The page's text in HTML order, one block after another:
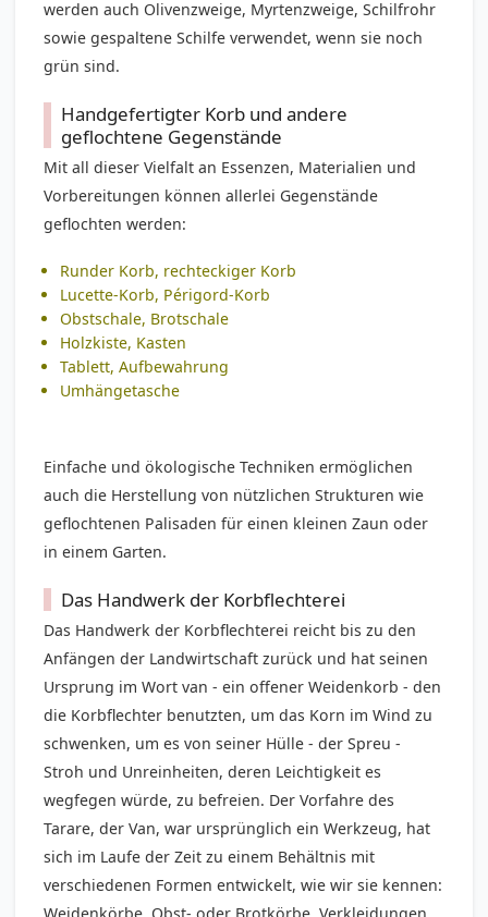
werden auch Olivenzweige, Myrtenzweige, Schilfrohr
sowiegespaltene Schilfe verwendet, wenn sie noch
grün sind.
Handgefertigter Korb und andere
geflochtene Gegenstände
Mit all dieser Vielfalt an Essenzen, Materialien und
Vorbereitungen können allerlei Gegenstände
geflochten werden:
Runder Korb, rechteckiger Korb
Lucette-Korb, Périgord-Korb
Obstschale, Brotschale
Holzkiste, Kasten
Tablett, Aufbewahrung
Umhängetasche
Einfache und ökologische Techniken ermöglichen
auch die Herstellung von nützlichen Strukturen wie
geflochtenen Palisaden für einen kleinen Zaun oder
in einem Garten.
Das Handwerk der Korbflechterei
Das Handwerk der Korbflechterei reicht bis zu den
Anfängen der Landwirtschaft zurück und hat seinen
Ursprung im Wortvan - ein offener Weidenkorb - den
die Korbflechter benutzten, um das Korn im Wind zu
schwenken, um es von seiner Hülle - der Spreu -
Stroh und Unreinheiten, deren Leichtigkeit es
wegfegen würde, zu befreien. Der Vorfahre des
Tarare, der Van, war ursprünglich ein Werkzeug, hat
sich im Laufe der Zeit zu einem Behältnis mit
verschiedenen Formen entwickelt, wie wir sie kennen: